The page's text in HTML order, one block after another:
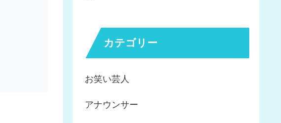
カテゴリー
お笑い芸人
アナウンサー